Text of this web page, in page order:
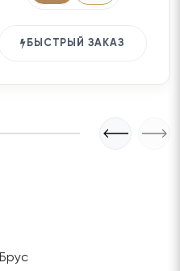
БЫСТРЫЙ ЗАКАЗ
Брус